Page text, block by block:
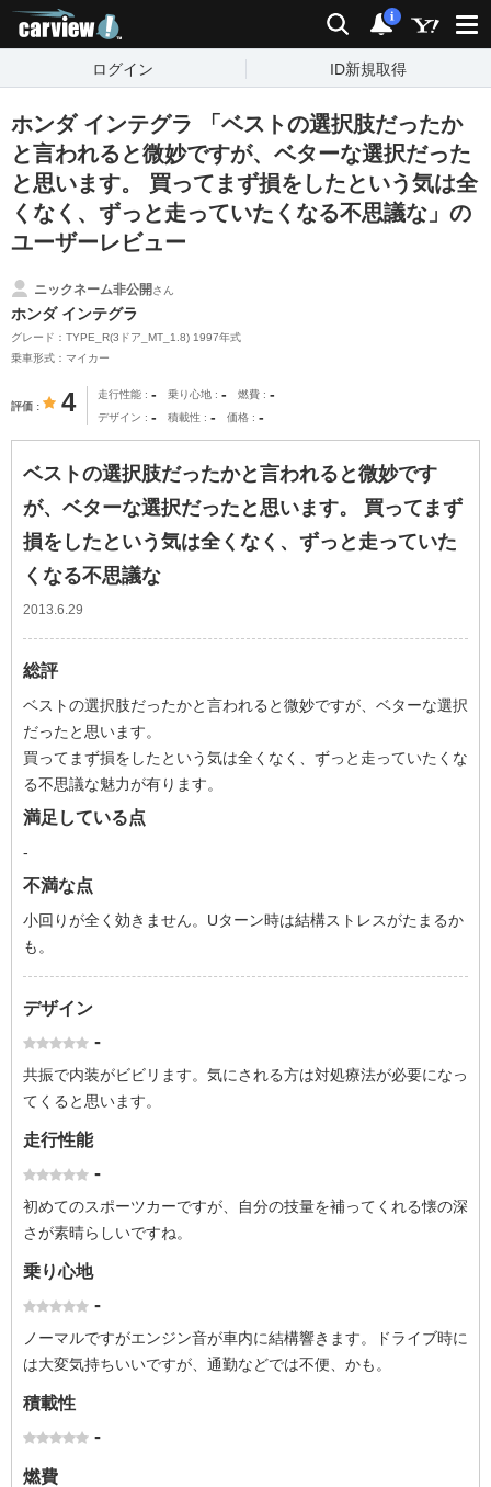
検索 通知
i
ログイン ID新規取得
ホンダ インテグラ 「ベストの選択肢だったか
と言われると微妙ですが、ベターな選択だった
と思います。 買ってまず損をしたという気は全
くなく、ずっと走っていたくなる不思議な」の
ユーザーレビュー
ニックネーム非公開さん
ホンダ インテグラ
グレード：TYPE_R(3ドア_MT_1.8) 1997年式
乗車形式：マイカー
評価 4 走行性能 - 乗り心地 - 燃費 -
デザイン - 積載性 - 価格 -
ベストの選択肢だったかと言われると微妙です
が、ベターな選択だったと思います。 買ってまず
損をしたという気は全くなく、ずっと走っていた
くなる不思議な
2013.6.29
総評
ベストの選択肢だったかと言われると微妙ですが、ベターな選択
だったと思います。
買ってまず損をしたという気は全くなく、ずっと走っていたくな
る不思議な魅力が有ります。
満足している点
-
不満な点
小回りが全く効きません。Uターン時は結構ストレスがたまるか
も。
デザイン
-
共振で内装がビビリます。気にされる方は対処療法が必要になっ
てくると思います。
走行性能
-
初めてのスポーツカーですが、自分の技量を補ってくれる懐の深
さが素晴らしいですね。
乗り心地
-
ノーマルですがエンジン音が車内に結構響きます。ドライブ時に
は大変気持ちいいですが、通勤などでは不便、かも。
積載性
-
燃費